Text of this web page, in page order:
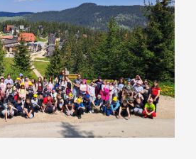
O školi
Nastava
Učenici